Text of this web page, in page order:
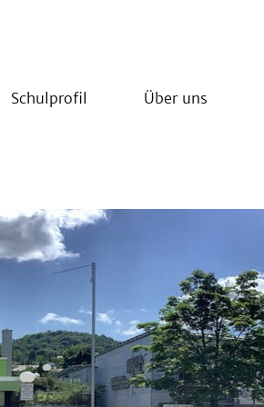
Schulprofil Über uns